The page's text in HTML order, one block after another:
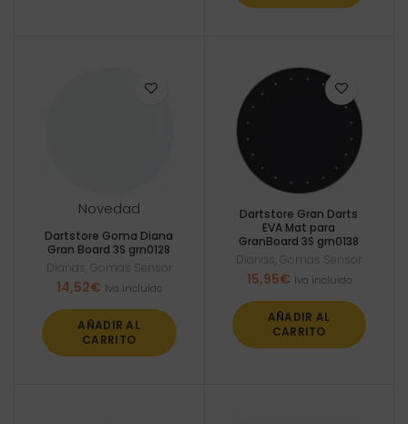
Novedad
Dartstore Goma Diana
Gran Board 3S grn0128
Dianas Gomas Sensor
14,52€ Iva incluido
AÑADIR AL
CARRITO
Dartstore Gran Darts
EVA Mat para
GranBoard 3S grn0138
Dianas ,Gomas Sensor
15,95€ Iva incluido
AÑADIR AL
CARRITO